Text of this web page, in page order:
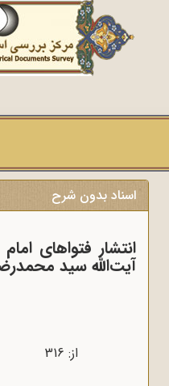
اسناد بدون شرح
انتشار فتواهای
آیت‌الله سید
تاریخ: 09 /